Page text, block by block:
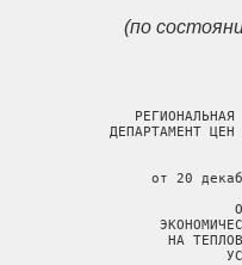
(по
ДЕПАРТАМЕНТ
от 20
НА